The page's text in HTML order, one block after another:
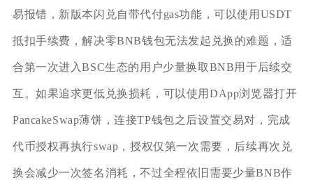
易报错，新版本闪兑自带代付gas功能，可以使用USDT
抵扣手续费，解决零BNB钱包无法发起兑换的难题，适
合第一次进入BSC生态的用户少量换取BNB用于后续交
互。如果追求更低兑换损耗，可以使用DApp浏览器打开
PancakeSwap薄饼，连接TP钱包之后设置交易对，完成
代币授权再执行swap，授权仅第一次需要，后续再次兑
换会减少一次签名消耗，不过全程依旧需要少量BNB作